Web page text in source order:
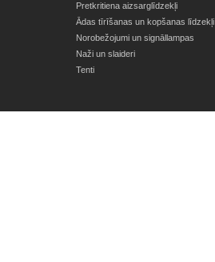
Pretkritiena aizsarglīdzekļi
Ādas tīrīšanas un kopšanas līdzekļi
Norobežojumi un signāllampas
Naži un slaideri
Tenti